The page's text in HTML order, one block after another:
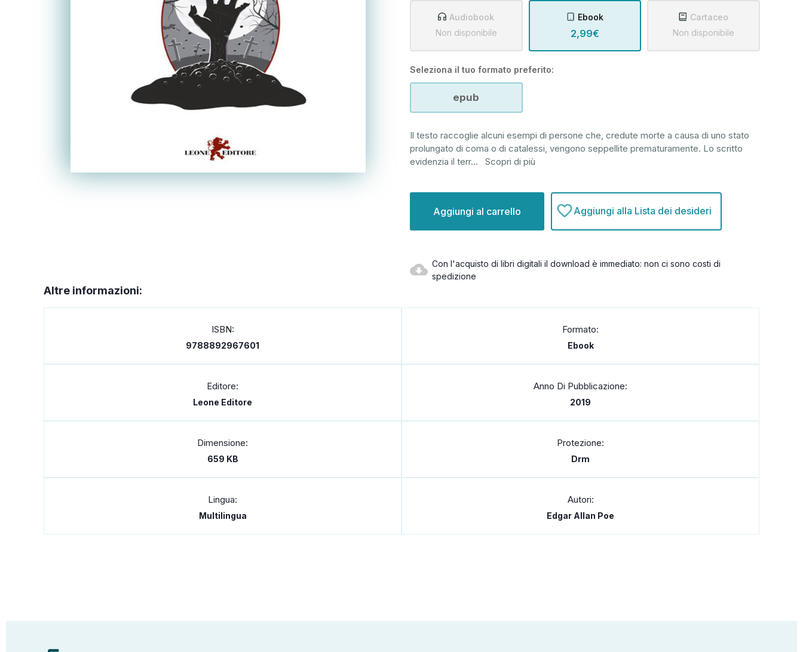
Audiobook
Non disponibile
Ebook
2,99€
Cartaceo
Non disponibile
Seleziona il tuo formato preferito:
epub
Il testo raccoglie alcuni esempi di persone che, credute morte a causa di uno stato
prolungato di coma o di catalessi, vengono seppellite prematuramente. Lo scritto
evidenzia il terr... Scopri di più
attuale:
Aggiungi alla Lista dei desideri
Con l'acquisto di libri digitali il download è immediato: non ci sono costi di
spedizione
Altre informazioni:
ISBN:
9788892967601
Formato:
Ebook
Editore:
Leone Editore
Anno Di Pubblicazione:
2019
Dimensione:
659 KB
Protezione:
Drm
Lingua:
Multilingua
Autori:
Edgar Allan Poe